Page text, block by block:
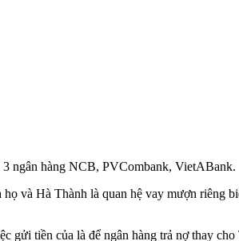
ngân hàng NCB, PVCombank, VietABank.
và Hà Thành là quan hệ vay mượn riêng
gửi tiền của là để ngân hàng trả nợ thay